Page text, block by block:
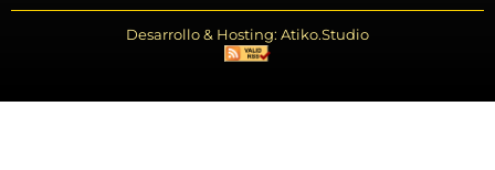
Desarrollo & Hosting: Atiko.Studio